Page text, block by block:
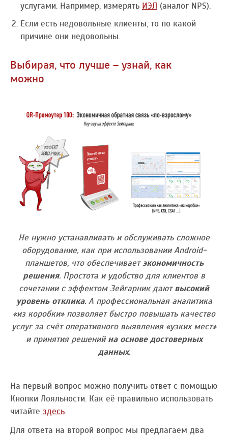
услугами. Например, измерять ИЭЛ (аналог NPS).
Если есть недовольные клиенты, то по какой
причине они недовольны.
Выбирая, что лучше – узнай, как
можно
Не нужно устанавливать и обслуживать сложное
оборудование, как при использовании Android-
планшетов, что обеспечиваетэкономичность
решения. Простота и удобство для клиентов в
сочетании с эффектом Зейгарник даютвысокий
уровень отклика. А профессиональная аналитика
«из коробки» позволяет быстро повышать качество
услуг за счёт оперативного выявления «узких мест»
и принятия решений на основе достоверных
данных.
На первый вопрос можно получить ответ с помощью
Кнопки Лояльности. Как её правильно использовать
читайте здесь.
Для ответа на второй вопрос мы предлагаем два